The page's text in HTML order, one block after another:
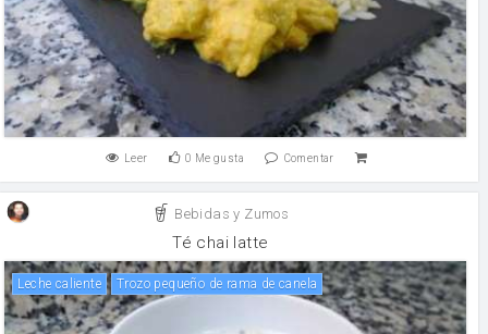
Leer 0 Me gusta Comentar
Bebidas y Zumos
Té chai latte
Leche caliente Trozo pequeño de rama de canela